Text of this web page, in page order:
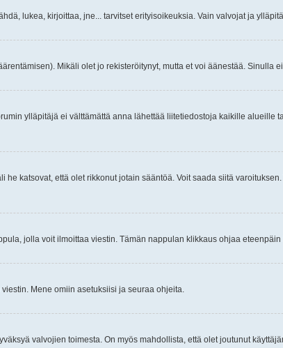
lukea, kirjoittaa, jne... tarvitset erityisoikeuksia. Vain valvojat ja
Mikäli olet jo rekisteröitynyt, mutta et voi äänestää. Sinulla
ylläpitäjä ei välttämättä anna lähettää liitetiedostoja kaikille
katsovat, että olet rikkonut jotain sääntöä. Voit saada siitä
jolla voit ilmoittaa viestin. Tämän nappulan klikkaus ohjaa
Mene omiin asetuksiisi ja seuraa ohjeita.
valvojien toimesta. On myös mahdollista, että olet joutunut